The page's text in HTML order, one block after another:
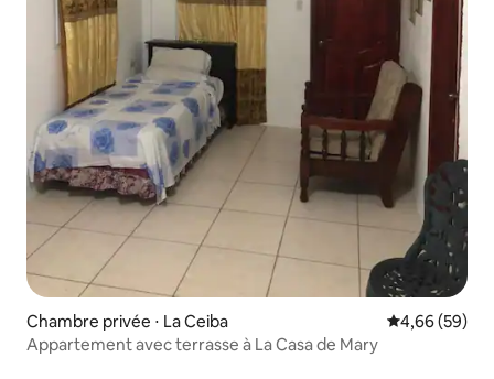
Chambre privée ⋅ La Ceiba Évaluation
4,66 (59)
Appartement avec terrasse à La Casa de Mary